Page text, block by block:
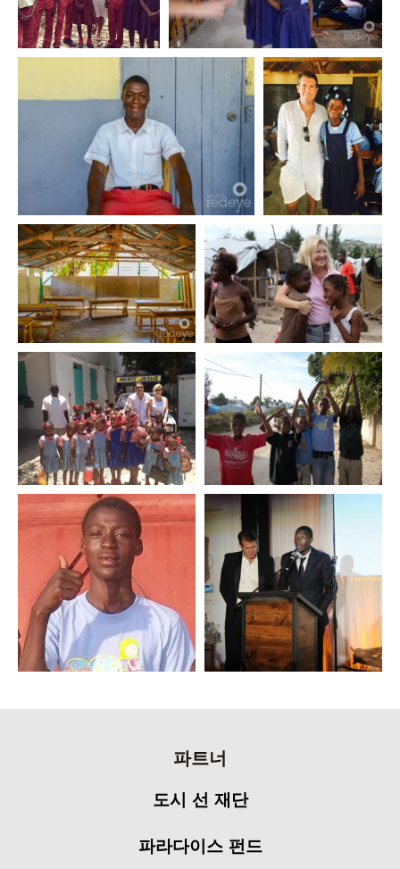
파트너
도시 선 재단
파라다이스 펀드